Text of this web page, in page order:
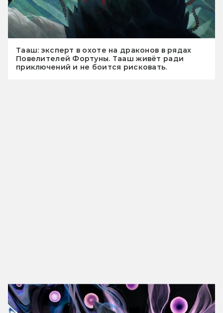
Тааш: эксперт в охоте на драконов в рядах
Повелителей Фортуны. Тааш живёт ради
приключений и не боится рисковать.